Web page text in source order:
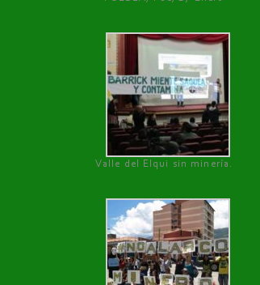
Valle del Elqui sin minería.